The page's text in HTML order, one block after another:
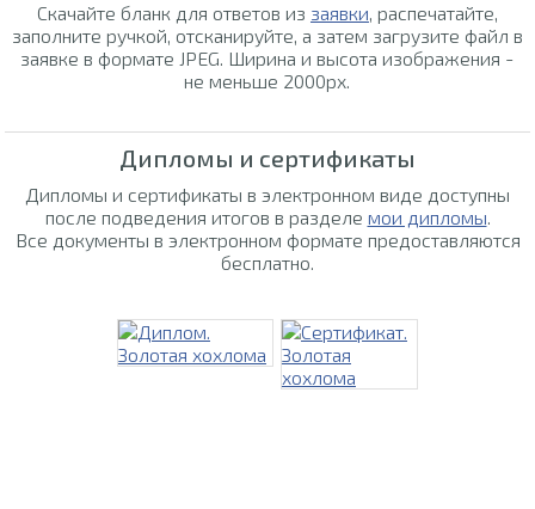
Скачайте бланк для ответов из заявки, распечатайте,
заполните ручкой, отсканируйте, а затем загрузите файл в
заявке в формате JPEG. Ширина и высота изображения -
не меньше 2000px.
Дипломы и сертификаты
Дипломы и сертификаты в электронном виде доступны
после подведения итогов в разделе мои дипломы
Все документы в электронном формате предоставляются
бесплатно.